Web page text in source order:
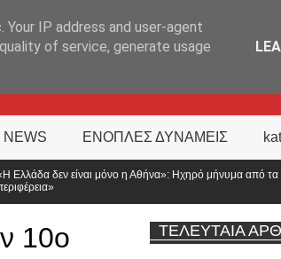
NEWS ΕΝΟΠΛΕΣ ΔΥΝΑΜΕΙΣ
Ηχηρό μήνυμα από τα Ιωάννινα – «66 από τους 168
10ο
ΤΕΛΕΥΤΑΙΑ
IP address and user-agent
of service, generate usage